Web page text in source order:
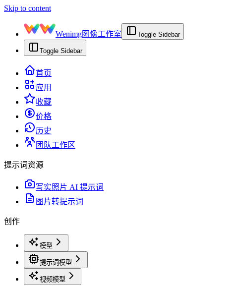
Skip to content
Wenimg图像工作室 Toggle Sidebar
Toggle Sidebar
首页
应用
收藏
价格
历史
团队工作区
提示词资源
写实照片 AI 提示词
图片转提示词
创作
模型
提示词模型
视频模型